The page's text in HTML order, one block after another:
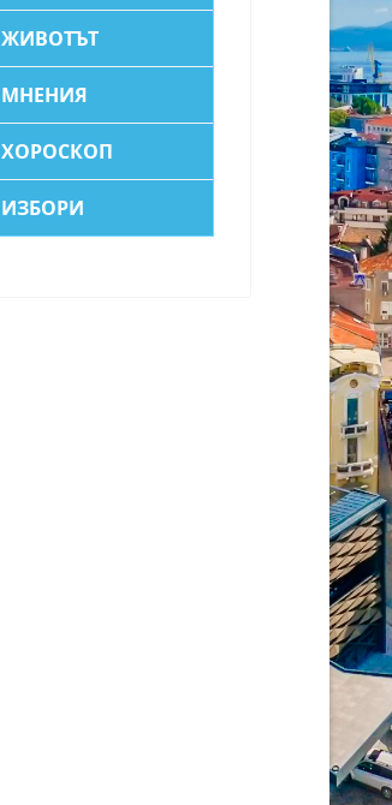
ЖИВОТЪТ
МНЕНИЯ
ХОРОСКОП
ИЗБОРИ